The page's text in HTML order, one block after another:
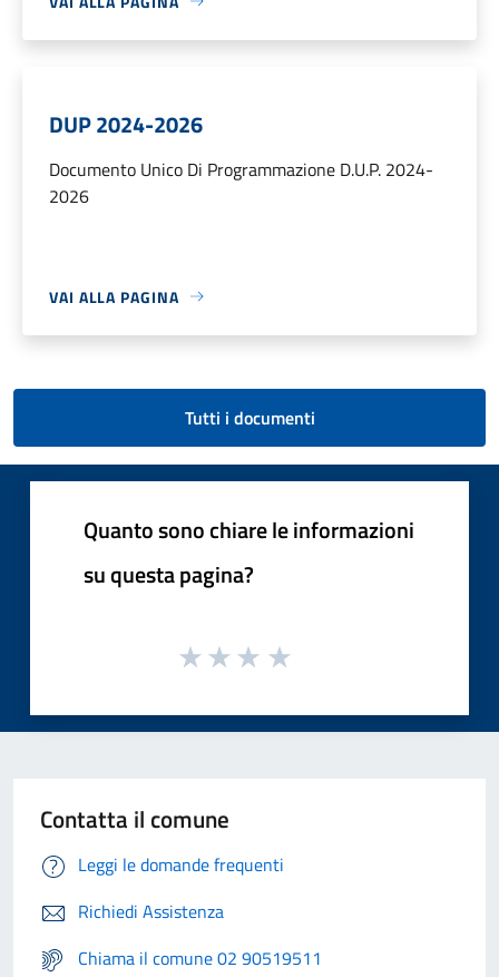
DUP 2024-2026
Documento Unico Di Programmazione D.U.P. 2024-
2026
VAI ALLA PAGINA
Tutti i documenti
Quanto sono chiare le informazioni
su questa pagina?
Contatta il comune
Leggi le domande frequenti
Richiedi Assistenza
Chiama il comune 02 90519511